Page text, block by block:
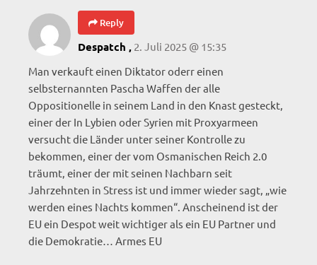
Reply
Despatch , 2. Juli 2025 @ 15:35
Man verkauft einen Diktator oderr einen
selbsternannten Pascha Waffen der alle
Oppositionelle in seinem Land in den Knast gesteckt,
einer der In Lybien oder Syrien mit Proxyarmeen
versucht die Länder unter seiner Kontrolle zu
bekommen, einer der vom Osmanischen Reich 2.0
träumt, einer der mit seinen Nachbarn seit
Jahrzehnten in Stress ist und immer wieder sagt, „wie
werden eines Nachts kommen“. Anscheinend ist der
EU ein Despot weit wichtiger als ein EU Partner und
die Demokratie… Armes EU